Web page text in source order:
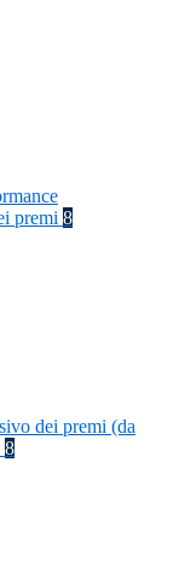
premi 8
dei premi (da
8